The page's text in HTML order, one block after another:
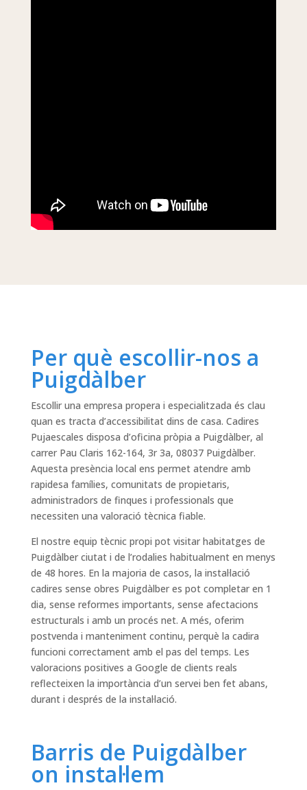
Per què escollir-nos a
Puigdàlber
Escollir una empresa propera i especialitzada és clau
quan es tracta d’accessibilitat dins de casa. Cadires
Pujaescales disposa d’oficina pròpia a Puigdàlber, al
carrer Pau Claris 162-164, 3r 3a, 08037 Puigdàlber.
Aquesta presència local ens permet atendre amb
rapidesa famílies, comunitats de propietaris,
administradors de finques i professionals que
necessiten una valoració tècnica fiable.
El nostre equip tècnic propi pot visitar habitatges de
Puigdàlber ciutat i de l’rodalies habitualment en menys
de 48 hores. En la majoria de casos, la instal·lació
cadires sense obres Puigdàlber es pot completar en 1
dia, sense reformes importants, sense afectacions
estructurals i amb un procés net. A més, oferim
postvenda i manteniment continu, perquè la cadira
funcioni correctament amb el pas del temps. Les
valoracions positives a Google de clients reals
reflecteixen la importància d’un servei ben fet abans,
durant i després de la instal·lació.
Barris de Puigdàlber
on instal·lem